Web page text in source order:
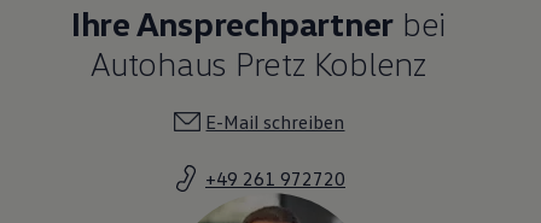
Ihre Ansprechpartner bei
Autohaus Pretz Koblenz
E-Mail schreiben
+49 261 972720